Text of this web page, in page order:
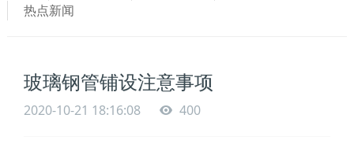
热点新闻
玻璃钢管铺设注意事项
2020-10-21 18:16:08 400